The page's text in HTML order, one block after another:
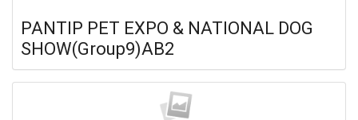
PANTIP PET EXPO & NATIONAL DOG
SHOW(Group9)AB2